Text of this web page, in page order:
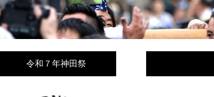
令和７年神田祭